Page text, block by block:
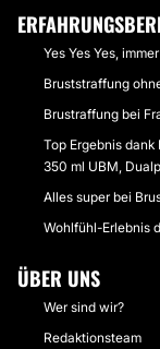
Yes Yes Yes,
Bruststraffung
Brustraffung bei
Top Ergebnis
350 ml UBM,
Alles super bei
Wohlfühl-Erlebnis
ÜBER UNS
Wer sind wir?
Redaktionsteam